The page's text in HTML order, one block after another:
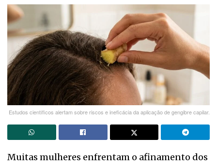
Estudos científicos alertam sobre riscos e ineficácia da aplicação de gengibre capilar.
Muitas mulheres enfrentam o afinamento dos